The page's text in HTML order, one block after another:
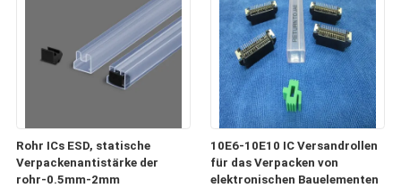
Rohr ICs ESD, statische
Verpackenantistärke der
rohr-0.5mm-2mm
10E6-10E10 IC Versandrollen
für das Verpacken von
elektronischen Bauelementen